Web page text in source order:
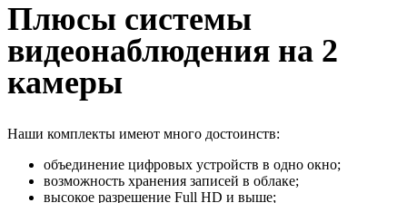
Плюсы системы
видеонаблюдения на 2
камеры
Наши комплекты имеют много достоинств:
объединение цифровых устройств в одно окно;
возможность хранения записей в облаке;
высокое разрешение Full HD и выше;